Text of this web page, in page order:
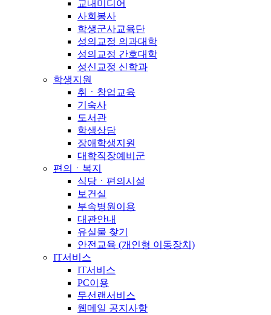
교내미디어
사회봉사
학생군사교육단
성의교정 의과대학
성의교정 간호대학
성신교정 신학과
학생지원
취ㆍ창업교육
기숙사
도서관
학생상담
장애학생지원
대학직장예비군
편의ㆍ복지
식당ㆍ편의시설
보건실
부속병원이용
대관안내
유실물 찾기
안전교육 (개인형 이동장치)
IT서비스
IT서비스
PC이용
무선랜서비스
웹메일 공지사항